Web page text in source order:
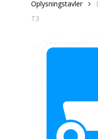
Oplysningstavler
T3